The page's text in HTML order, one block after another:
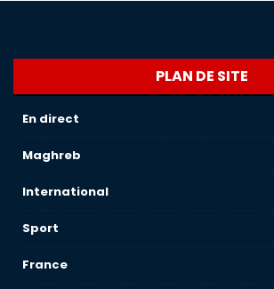
PLAN DE SITE
En direct
Maghreb
International
Sport
France